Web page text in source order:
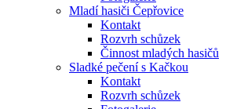
Mladí hasiči Čepřovice
Kontakt
Rozvrh schůzek
Činnost mladých hasičů
Sladké pečení s Kačkou
Kontakt
Rozvrh schůzek